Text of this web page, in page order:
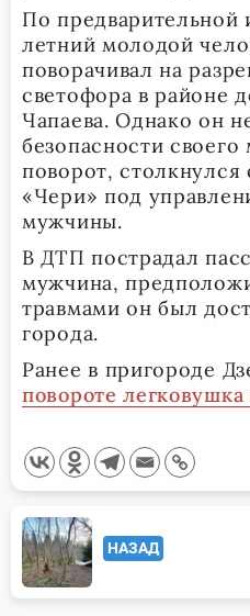
По предварительной
летний молодой
поворачивал на
светофора в районе
Чапаева. Однако он
безопасности
поворот, столкнулся
«Чери» под
мужчины.
В ДТП пострадал
мужчина,
травмами он был
города.
Ранее в пригороде
повороте
<span
class="nav-
subtitle
НАЗАД